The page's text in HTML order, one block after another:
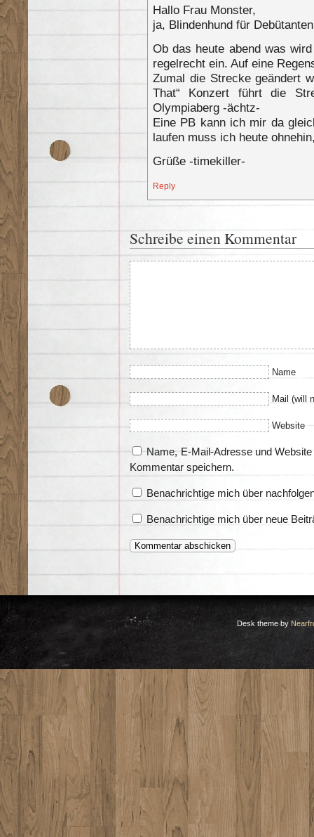
Hallo Frau Monster,
ja, Blindenhund für
Ob das heute abend was
regelrecht ein. Auf eine
Zumal die Strecke geändert
That“ Konzert führt die
Olympiaberg -ächtz-
Eine PB kann ich mir da
laufen muss ich heute
Grüße -timekiller-
Reply
Schreibe einen Kommentar
Name
Mail (will
Website
Name, E-Mail-Adresse und
Kommentar speichern.
Benachrichtige mich über
Benachrichtige mich über neue
Desk theme by